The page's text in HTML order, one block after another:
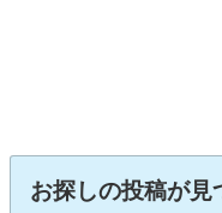
お探しの投稿が見